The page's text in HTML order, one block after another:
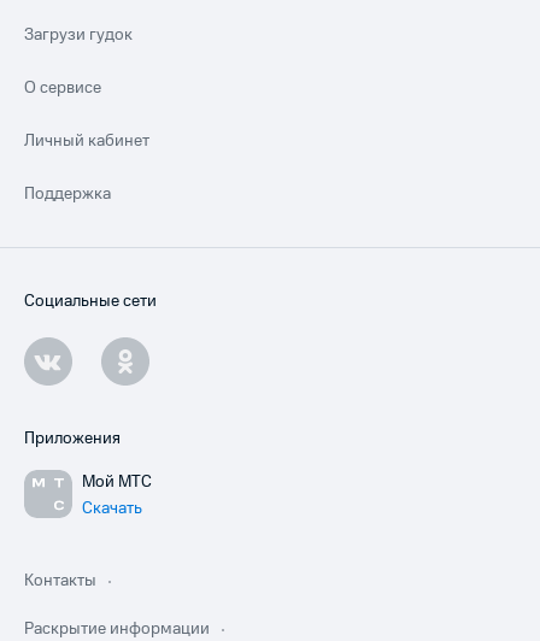
Загрузи гудок
О сервисе
Личный кабинет
Поддержка
Социальные сети
Приложения
Мой МТС
Скачать
Контакты
Раскрытие информации